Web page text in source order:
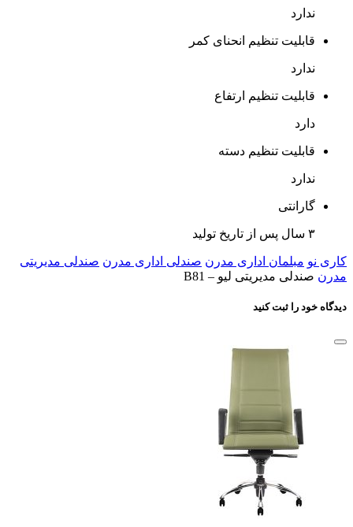
ندارد
قابلیت تنظیم انحنای کمر
ندارد
قابلیت تنظیم ارتفاع
دارد
قابلیت تنظیم دسته
ندارد
گارانتی
۳ سال پس از تاریخ تولید
کاری نو مبلمان اداری مدرن صندلی اداری مدرن صندلی مدیریتی
مدرن صندلی مدیریتی لیو – B81
دیدگاه خود را ثبت کنید